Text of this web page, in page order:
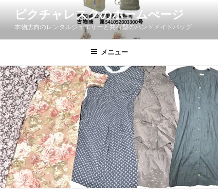
ン
ス
キ
ッ
プ
ピクチャレスクのホームぺージ
本物志向のレンタルジュエリーと共有型のハンドメイドバッグ
メニュー